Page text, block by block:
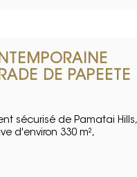
DE PAPEETE
sécurisé de Pamatai Hills,
d'environ 330 m²,